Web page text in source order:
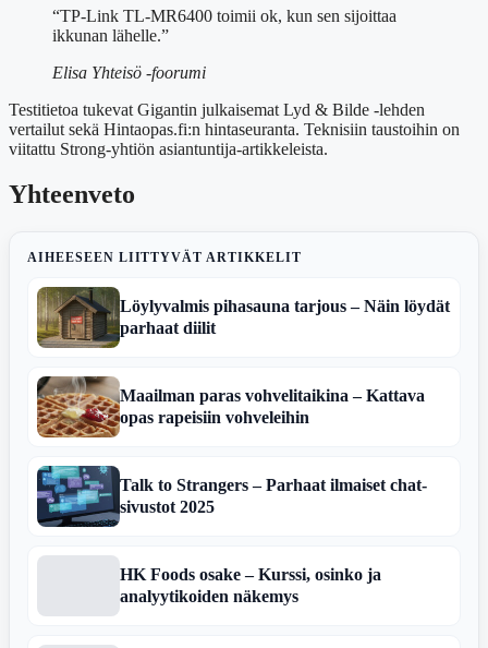
“TP-Link TL-MR6400 toimii ok, kun sen sijoittaa
ikkunan lähelle.”
Elisa Yhteisö -foorumi
Testitietoa tukevat Gigantin julkaisemat Lyd & Bilde -lehden
vertailut sekä Hintaopas.fi:n hintaseuranta. Teknisiin taustoihin on
viitattu Strong-yhtiön asiantuntija-artikkeleista.
Yhteenveto
AIHEESEEN LIITTYVÄT ARTIKKELIT
Löylyvalmis pihasauna tarjous – Näin löydät
parhaat diilit
Maailman paras vohvelitaikina – Kattava
opas rapeisiin vohveleihin
Talk to Strangers – Parhaat ilmaiset chat-
sivustot 2025
HK Foods osake – Kurssi, osinko ja
analyytikoiden näkemys